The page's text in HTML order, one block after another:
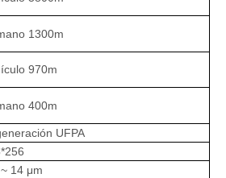
1300m
970m
400m
UFPA
14 μm